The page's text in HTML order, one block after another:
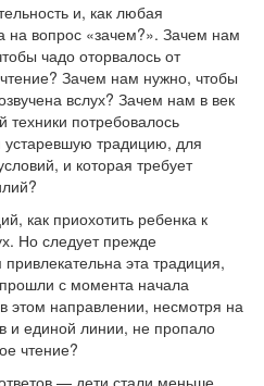
и, как любая
на вопрос «зачем?». Зачем нам
чадо оторвалось от
Зачем нам нужно, чтобы
вслух? Зачем нам в век
потребовалось
устаревшую традицию, для
и которая требует
как приохотить ребенка к
Но следует прежде
эта традиция,
с момента начала
этом направлении, несмотря на
и единой линии, не пропало
чтение?
— дети стали меньше